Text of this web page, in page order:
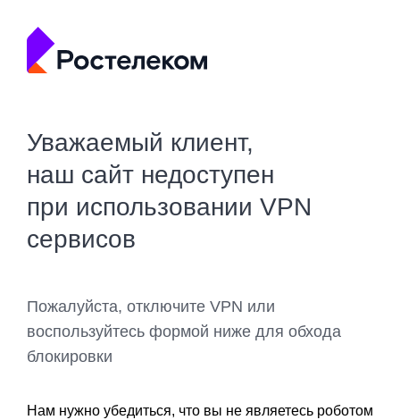
Уважаемый клиент,
наш сайт недоступен
при использовании VPN
сервисов
Пожалуйста, отключите VPN или
воспользуйтесь формой ниже для обхода
блокировки
Нам нужно убедиться, что вы не являетесь роботом